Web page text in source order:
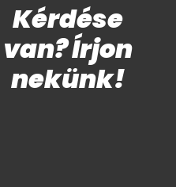
Kérdése
van? Írjon
nekünk!